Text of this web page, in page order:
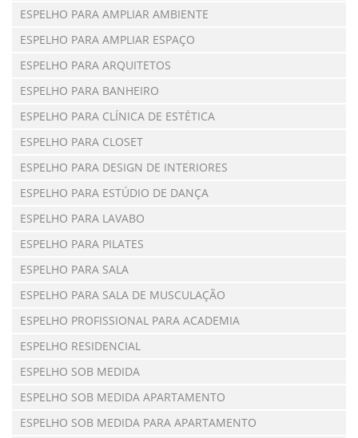
ESPELHO PARA AMPLIAR AMBIENTE
ESPELHO PARA AMPLIAR ESPAÇO
ESPELHO PARA ARQUITETOS
ESPELHO PARA BANHEIRO
ESPELHO PARA CLÍNICA DE ESTÉTICA
ESPELHO PARA CLOSET
ESPELHO PARA DESIGN DE INTERIORES
ESPELHO PARA ESTÚDIO DE DANÇA
ESPELHO PARA LAVABO
ESPELHO PARA PILATES
ESPELHO PARA SALA
ESPELHO PARA SALA DE MUSCULAÇÃO
ESPELHO PROFISSIONAL PARA ACADEMIA
ESPELHO RESIDENCIAL
ESPELHO SOB MEDIDA
ESPELHO SOB MEDIDA APARTAMENTO
ESPELHO SOB MEDIDA PARA APARTAMENTO